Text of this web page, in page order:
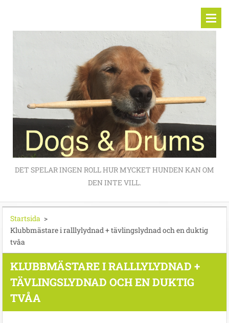
DET SPELAR INGEN ROLL HUR MYCKET HUNDEN KAN OM
DEN INTE VILL.
Startsida >
Klubbmästare i ralllylydnad + tävlingslydnad och en duktig
tvåa
KLUBBMÄSTARE I RALLLYLYDNAD +
TÄVLINGSLYDNAD OCH EN DUKTIG
TVÅA